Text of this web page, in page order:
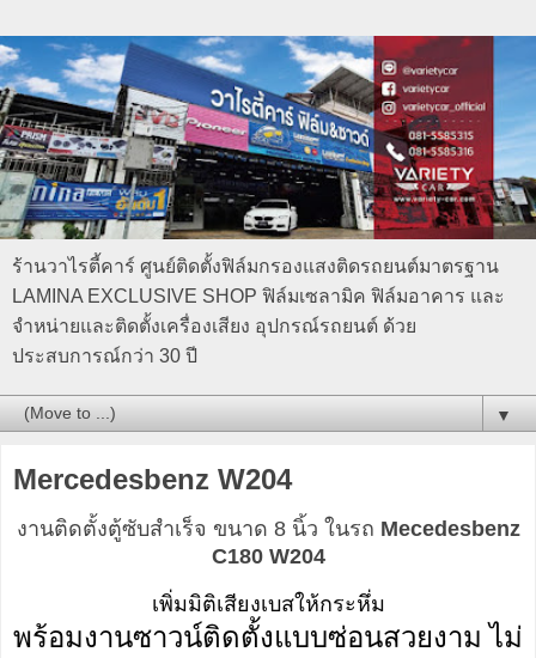
ร้านวาไรตี้คาร์ ศูนย์ติดตั้งฟิล์มกรองแสงติดรถยนต์มาตรฐาน
LAMINA EXCLUSIVE SHOP ฟิล์มเซลามิค ฟิล์มอาคาร และ
จำหน่ายและติดตั้งเครื่องเสียง อุปกรณ์รถยนต์ ด้วย
ประสบการณ์กว่า 30 ปี
▼
Mercedesbenz W204
งานติดตั้งตู้ซับสำเร็จ ขนาด 8 นิ้ว ในรถ Mecedesbenz
C180 W204
เพิ่มมิติเสียงเบสให้กระหึ่ม
พร้อมงานซาวน์ติดตั้งแบบซ่อนสวยงาม ไม่